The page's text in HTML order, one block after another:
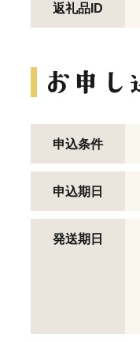
返礼品ID
申込条件
申込期日
発送期日